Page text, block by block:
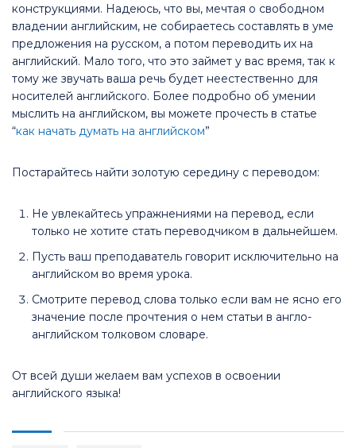
конструкциями. Надеюсь, что вы, мечтая о свободном
владении английским, не собираетесь составлять в уме
предложения на русском, а потом переводить их на
английский. Мало того, что это займет у вас время, так к
тому же звучать ваша речь будет неестественно для
носителей английского. Более подробно об умении
мыслить на английском, вы можете прочесть в статье
“как начать думать на английском”
Постарайтесь найти золотую середину с переводом:
Не увлекайтесь упражнениями на перевод, если
только не хотите стать переводчиком в дальнейшем.
Пусть ваш преподаватель говорит исключительно на
английском во время урока.
Смотрите перевод слова только если вам не ясно его
значение после прочтения о нем статьи в англо-
английском толковом словаре.
От всей души желаем вам успехов в освоении
английского языка!